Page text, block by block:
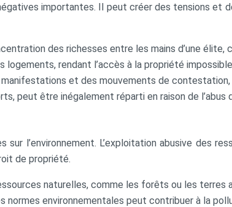
importantes. Il peut créer des tensions et
des richesses entre les mains d’une
rendant l’accès à la propriété
et des mouvements de contestation,
peut être inégalement réparti en raison de
sur l’environnement. L’exploitation abusive des
de propriété.
naturelles, comme les forêts ou les
environnementales peut contribuer à la